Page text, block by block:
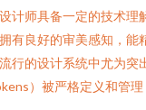
计师具备一定的技术理
有良好的审美感知，能
行的设计系统中尤为突
）被严格定义和管理